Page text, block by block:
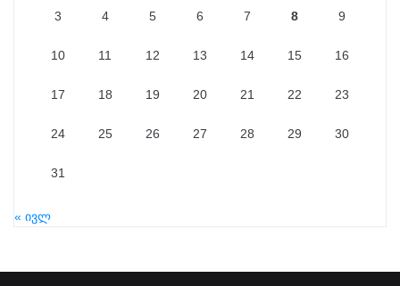
3 4 5 6 7 8 9
10 11 12 13 14 15 16
17 18 19 20 21 22 23
24 25 26 27 28 29 30
31
« ივლ